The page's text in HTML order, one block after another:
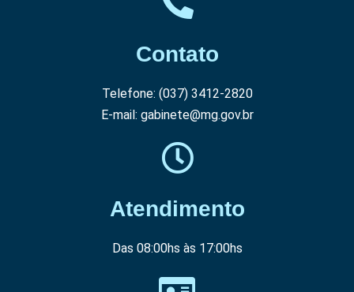
Contato
Telefone: (037) 3412-2820
E-mail: gabinete@mg.gov.br
Atendimento
Das 08:00hs às 17:00hs